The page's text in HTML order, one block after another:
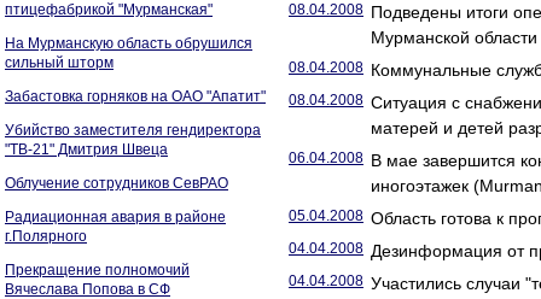
птицефабрикой "Мурманская"
На Мурманскую область обрушился
сильный шторм
Забастовка горняков на ОАО "Апатит"
Убийство заместителя гендиректора
"ТВ-21" Дмитрия Швеца
Облучение сотрудников СевРАО
Радиационная авария в районе
г.Полярного
Прекращение полномочий
Вячеслава Попова в СФ
08.04.2008 Подведены итоги
Мурманской
08.04.2008 Коммунальные
08.04.2008 Ситуация с
матерей и детей
06.04.2008 В мае завершится
иногоэтажек
05.04.2008 Область готова к
04.04.2008 Дезинформация от
04.04.2008 Участились случаи